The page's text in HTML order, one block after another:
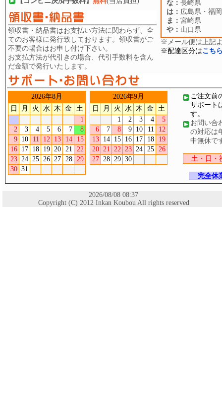
領収書・納品書はお支払い方法に関わらず、全
てのお客様に発行致しております。領収書がご
不要の場合はお申し付け下さい。
お支払方法が代引きの場合、代引手数料を含ん
だ金額で発行いたします。
な： 長崎県
は： 広島県・福
ま： 宮崎県
や： 山口県
※メール便は上記
※配達区分はこち
ご注文前
サポート
す。
お問い合
の対応は
中無休で
土・日
完全
2026年8月
日
月 火 水 木 金
土
1
2
3 4 5 6 7
8
9 10 11 12 13 14
15
16 17 18 19 20 21
22
23 24 25 26 27 28 29
30 31
2026年9月
日
月 火 水 木 金
土
1
2 3 4
5
6
7 8 9 10 11
12
13 14 15 16 17 18
19
20 21 22 23 24 25 26
27 28 29 30
2026/08/08 08:37
Copyright (C) 2012 Inkan Koubou All rights reserved